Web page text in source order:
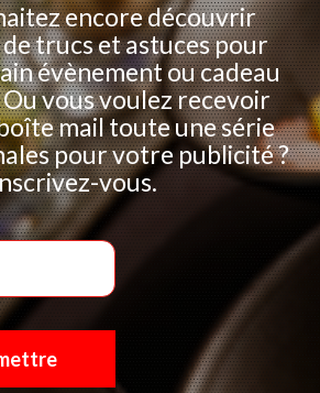
encore découvrir
trucs et astuces pour
évènement ou cadeau
Ou vous voulez recevoir
mail toute une série
pour votre publicité ?
vous.